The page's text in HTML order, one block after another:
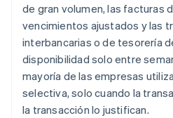
de gran volumen, las facturas
vencimientos ajustados y las
interbancarias o de tesorería
disponibilidad solo entre
mayoría de las empresas
selectiva, solo cuando la
la transacción lo justifican.